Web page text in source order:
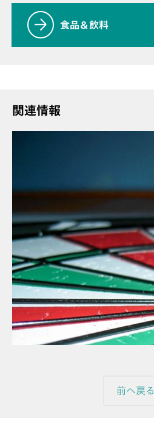
食品＆飲料
関連情報
// 記事
// 食品＆飲料
// イオンクロマトグラフィ
前へ戻る